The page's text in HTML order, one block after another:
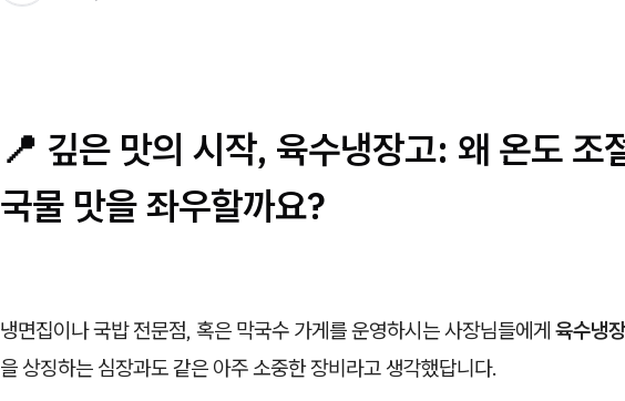
📍 깊은 맛의 시작, 육수냉장고: 왜 온도 조
국물 맛을 좌우할까요?
냉면집이나 국밥 전문점, 혹은 막국수 가게를 운영하시는 사장님들에게 육수냉
을 상징하는 심장과도 같은 아주 소중한 장비라고 생각했답니다.